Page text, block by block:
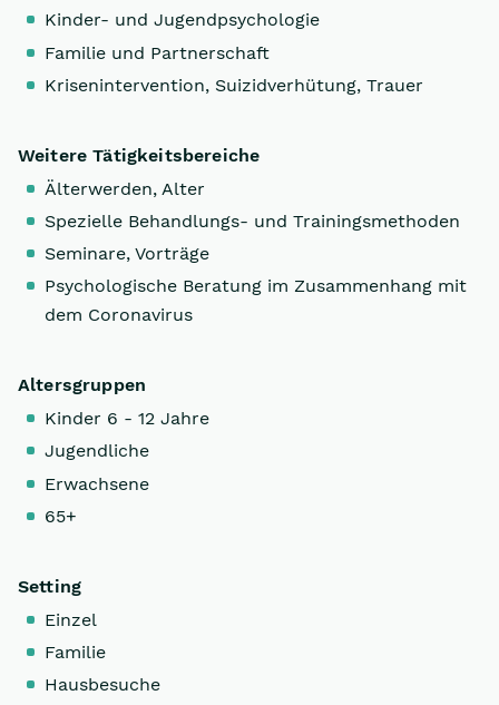
Kinder- und Jugendpsychologie
Familie und Partnerschaft
Krisenintervention, Suizidverhütung, Trauer
Weitere Tätigkeitsbereiche
Älterwerden, Alter
Spezielle Behandlungs- und Trainingsmethoden
Seminare, Vorträge
Psychologische Beratung im Zusammenhang mit
dem Coronavirus
Altersgruppen
Kinder 6 - 12 Jahre
Jugendliche
Erwachsene
65+
Setting
Einzel
Familie
Hausbesuche